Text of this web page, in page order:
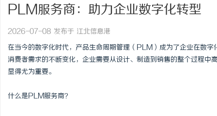
PLM服务商：助力企业数字化转型
2026-07-08 发布于 江北信息港
在当今的数字化时代，产品生命周期管理（PLM）成为了企业在数
消费者需求的不断变化，企业需要从设计、制造到销售的整个过程中
显得尤为重要。
什么是PLM服务商？